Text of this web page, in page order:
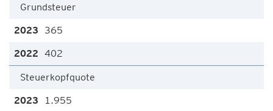
Grundsteuer
365
402
Steuerkopfquote
1.955